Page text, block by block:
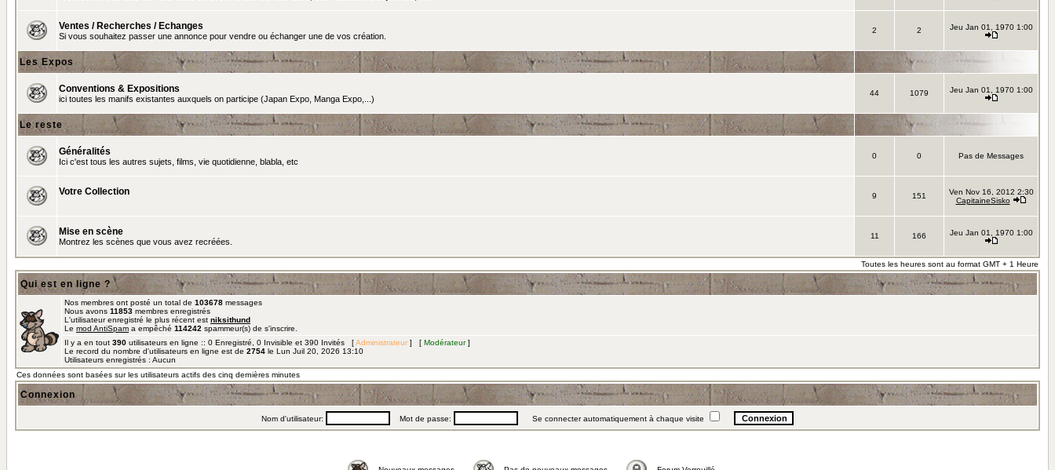
Ventes / Recherches / Echanges
Si vous souhaitez passer une annonce pour vendre ou échanger une de vos création.
2 2 Jeu Jan 01, 1970 1:00
Les Expos
Conventions & Expositions
ici toutes les manifs existantes auxquels on participe (Japan Expo, Manga Expo,...)
44 1079 Jeu Jan 01, 1970 1:00
Le reste
Généralités
Ici c'est tous les autres sujets, films, vie quotidienne, blabla, etc
0 0 Pas de Messages
Votre Collection 9 151
Ven Nov 16, 2012 2:30
CapitaineSisko
Mise en scène
Montrez les scènes que vous avez recréées.
11 166 Jeu Jan 01, 1970 1:00
Toutes les heures sont au format GMT + 1 Heure
Qui est en ligne ?
Nos membres ont posté un total de 103678 messages
Nous avons 11853 membres enregistrés
L'utilisateur enregistré le plus récent est niksithund
Le mod AntiSpam a empêché 114242 spammeur(s) de s'inscrire.
Il y a en tout 390 utilisateurs en ligne :: 0 Enregistré, 0 Invisible et 390 Invités [Administrateur ] [ Modérateur]
Le record du nombre d'utilisateurs en ligne est de 2754 le Lun Juil 20, 2026 13:10
Utilisateurs enregistrés : Aucun
Ces données sont basées sur les utilisateurs actifs des cinq dernières minutes
Connexion
Nom d'utilisateur: Mot de passe: Se connecter automatiquement à chaque visite